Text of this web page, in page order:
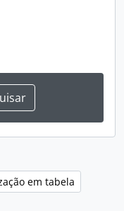
em tabela